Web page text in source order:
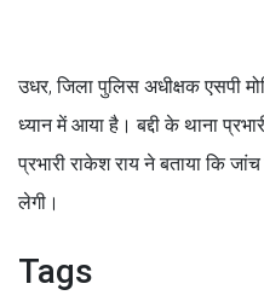
उधर, जिला पुलिस अधीक्षक एसपी
ध्यान में आया है। बद्दी के थाना
प्रभारी राकेश राय ने बताया कि
लेगी।
Tags